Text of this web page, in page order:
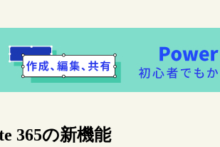
365の新機能